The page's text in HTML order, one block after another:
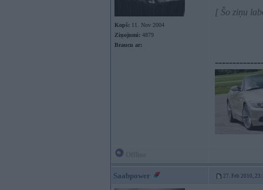
Kopš: 11. Nov 2004
Ziņojumi: 4879
Braucu ar:
[ Šo ziņu
Saabpower 27. Feb 2010,